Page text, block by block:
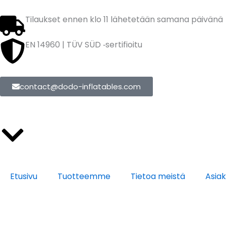
sisältöönTilaukset ennen klo 11 lähetetään samana päivänä
EN 14960 | TÜV SÜD ‑sertifioitu
contact@dodo-inflatables.com
Etusivu Tuotteemme Tietoa meistä